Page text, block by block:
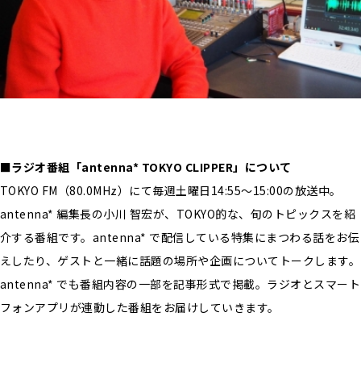
■ラジオ番組「antenna* TOKYO CLIPPER」について
TOKYO FM（80.0MHz）にて毎週土曜日14:55〜15:00の放送中。
antenna* 編集長の小川 智宏が、TOKYO的な、旬のトピックスを紹
介する番組です。antenna* で配信している特集にまつわる話をお伝
えしたり、ゲストと一緒に話題の場所や企画についてトークします。
antenna* でも番組内容の一部を記事形式で掲載。ラジオとスマート
フォンアプリが連動した番組をお届けしていきます。